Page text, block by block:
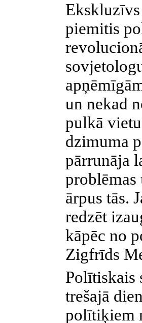
piemitis
un nekad
pulkā
dzimuma
pārrunāja
problēmas
ārpus tās.
redzēt
kāpēc no
Zigfrīds
Polītiskais
trešajā
polītiķiem